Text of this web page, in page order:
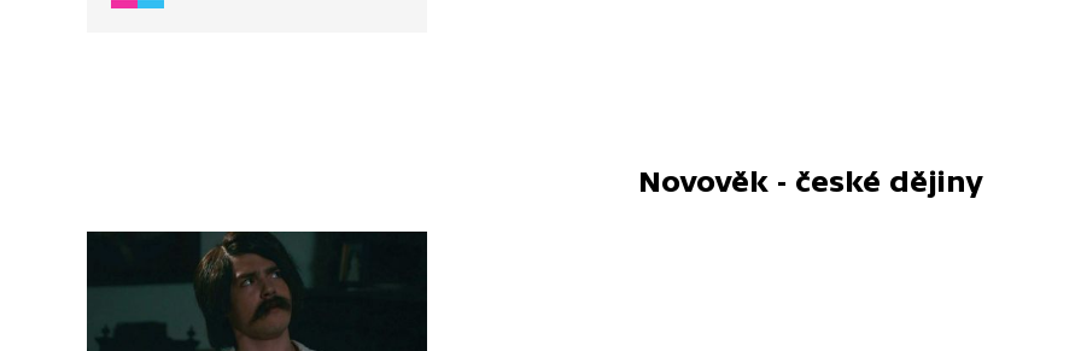
monarchie.
Novověk - české dějiny